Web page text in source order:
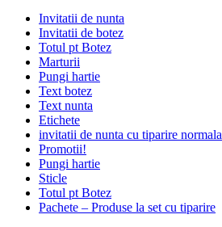
Invitatii de nunta
Invitatii de botez
Totul pt Botez
Marturii
Pungi hartie
Text botez
Text nunta
Etichete
invitatii de nunta cu tiparire normala
Promotii!
Pungi hartie
Sticle
Totul pt Botez
Pachete – Produse la set cu tiparire